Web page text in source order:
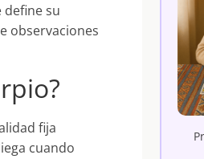
define su
observaciones
fija
cuando